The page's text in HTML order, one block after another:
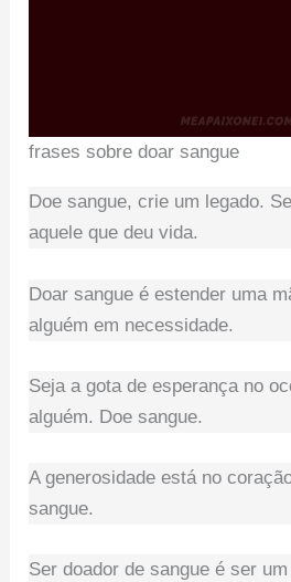
frases sobre doar sangue
Doe sangue, crie um legado.
aquele que deu vida.
Doar sangue é estender uma
alguém em necessidade.
Seja a gota de esperança no
alguém. Doe sangue.
A generosidade está no
sangue.
Ser doador de sangue é ser